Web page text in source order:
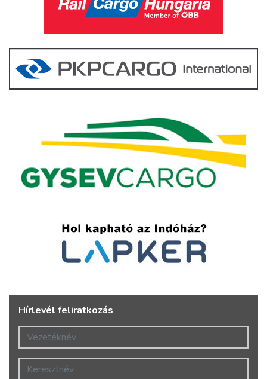
Hírlevél feliratkozás
Vezetéknév
Keresztnév